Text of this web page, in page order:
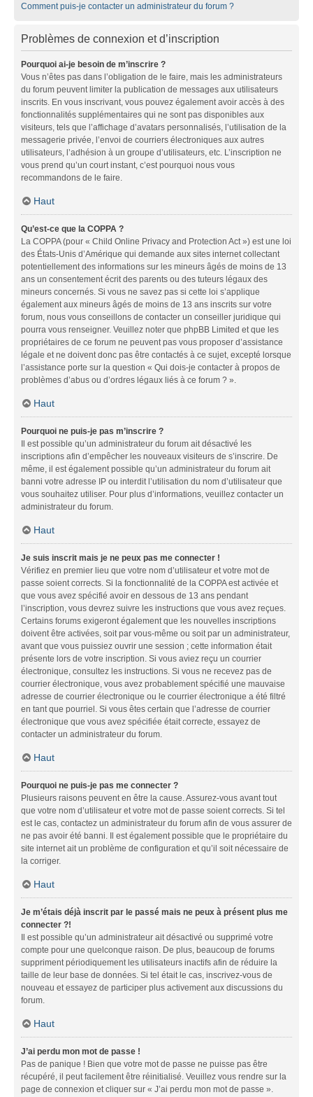
Comment puis-je contacter un administrateur du forum ?
Problèmes de connexion et d’inscription
Pourquoi ai-je besoin de m’inscrire ?
Vous n’êtes pas dans l’obligation de le faire, mais les administrateurs
du forum peuvent limiter la publication de messages aux utilisateurs
inscrits. En vous inscrivant, vous pouvez également avoir accès à des
fonctionnalités supplémentaires qui ne sont pas disponibles aux
visiteurs, tels que l’affichage d’avatars personnalisés, l’utilisation de la
messagerie privée, l’envoi de courriers électroniques aux autres
utilisateurs, l’adhésion à un groupe d’utilisateurs, etc. L’inscription ne
vous prend qu’un court instant, c’est pourquoi nous vous
recommandons de le faire.
Haut
Qu’est-ce que la COPPA ?
La COPPA (pour « Child Online Privacy and Protection Act ») est une loi
des États-Unis d’Amérique qui demande aux sites internet collectant
potentiellement des informations sur les mineurs âgés de moins de 13
ans un consentement écrit des parents ou des tuteurs légaux des
mineurs concernés. Si vous ne savez pas si cette loi s’applique
également aux mineurs âgés de moins de 13 ans inscrits sur votre
forum, nous vous conseillons de contacter un conseiller juridique qui
pourra vous renseigner. Veuillez noter que phpBB Limited et que les
propriétaires de ce forum ne peuvent pas vous proposer d’assistance
légale et ne doivent donc pas être contactés à ce sujet, excepté lorsque
l’assistance porte sur la question « Qui dois-je contacter à propos de
problèmes d’abus ou d’ordres légaux liés à ce forum ? ».
Haut
Pourquoi ne puis-je pas m’inscrire ?
Il est possible qu’un administrateur du forum ait désactivé les
inscriptions afin d’empêcher les nouveaux visiteurs de s’inscrire. De
même, il est également possible qu’un administrateur du forum ait
banni votre adresse IP ou interdit l’utilisation du nom d’utilisateur que
vous souhaitez utiliser. Pour plus d’informations, veuillez contacter un
administrateur du forum.
Haut
Je suis inscrit mais je ne peux pas me connecter !
Vérifiez en premier lieu que votre nom d’utilisateur et votre mot de
passe soient corrects. Si la fonctionnalité de la COPPA est activée et
que vous avez spécifié avoir en dessous de 13 ans pendant
l’inscription, vous devrez suivre les instructions que vous avez reçues.
Certains forums exigeront également que les nouvelles inscriptions
doivent être activées, soit par vous-même ou soit par un administrateur,
avant que vous puissiez ouvrir une session ; cette information était
présente lors de votre inscription. Si vous aviez reçu un courrier
électronique, consultez les instructions. Si vous ne recevez pas de
courrier électronique, vous avez probablement spécifié une mauvaise
adresse de courrier électronique ou le courrier électronique a été filtré
en tant que pourriel. Si vous êtes certain que l’adresse de courrier
électronique que vous avez spécifiée était correcte, essayez de
contacter un administrateur du forum.
Haut
Pourquoi ne puis-je pas me connecter ?
Plusieurs raisons peuvent en être la cause. Assurez-vous avant tout
que votre nom d’utilisateur et votre mot de passe soient corrects. Si tel
est le cas, contactez un administrateur du forum afin de vous assurer de
ne pas avoir été banni. Il est également possible que le propriétaire du
site internet ait un problème de configuration et qu’il soit nécessaire de
la corriger.
Haut
Je m’étais déjà inscrit par le passé mais ne peux à présent plus me
connecter ?!
Il est possible qu’un administrateur ait désactivé ou supprimé votre
compte pour une quelconque raison. De plus, beaucoup de forums
suppriment périodiquement les utilisateurs inactifs afin de réduire la
taille de leur base de données. Si tel était le cas, inscrivez-vous de
nouveau et essayez de participer plus activement aux discussions du
forum.
Haut
J’ai perdu mon mot de passe !
Pas de panique ! Bien que votre mot de passe ne puisse pas être
récupéré, il peut facilement être réinitialisé. Veuillez vous rendre sur la
page de connexion et cliquer sur « J’ai perdu mon mot de passe ».